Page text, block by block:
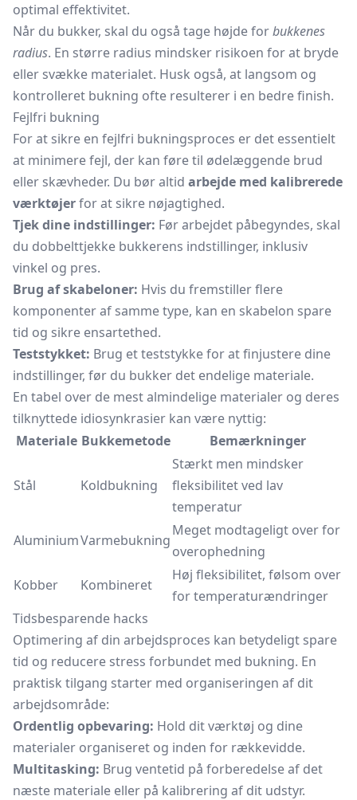
optimal effektivitet.
Når du bukker, skal du også tage højde forbukkenes
radius. En større radius mindsker risikoen for at bryde
eller svække materialet. Husk også, at langsom og
kontrolleret bukning ofte resulterer i en bedre finish.
Fejlfri bukning
For at sikre en fejlfri bukningsproces er det essentielt
at minimere fejl, der kan føre til ødelæggende brud
eller skævheder. Du bør altid arbejde med kalibrerede
værktøjerfor at sikre nøjagtighed.
Tjek dine indstillinger: Før arbejdet påbegyndes, skal
du dobbelttjekke bukkerens indstillinger, inklusiv
vinkel og pres.
Brug af skabeloner: Hvis du fremstiller flere
komponenter af samme type, kan en skabelon spare
tid og sikre ensartethed.
Teststykket: Brug et teststykke for at finjustere dine
indstillinger, før du bukker det endelige materiale.
En tabel over de mest almindelige materialer og deres
tilknyttede idiosynkrasier kan være nyttig:
Materiale Bukkemetode Bemærkninger
Stål Koldbukning
Stærkt men mindsker
fleksibilitet ved lav
temperatur
AluminiumVarmebukning
Meget modtageligt over for
overophedning
Kobber
Kombineret
Høj fleksibilitet, følsom over
for temperaturændringer
Tidsbesparende hacks
Optimering af din arbejdsproces kan betydeligt spare
tid og reducere stress forbundet med bukning. En
praktisk tilgang starter med organiseringen af dit
arbejdsområde:
Ordentlig opbevaring: Hold dit værktøj og dine
materialer organiseret og inden for rækkevidde.
Multitasking: Brug ventetid på forberedelse af det
næste materiale eller på kalibrering af dit udstyr.